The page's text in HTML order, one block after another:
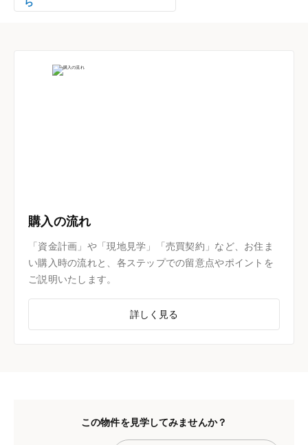
購入の流れ
「資金計画」や「現地見学」「売買契約」など、お住ま
い購入時の流れと、各ステップでの留意点やポイントを
ご説明いたします。
詳しく見る
この物件を見学してみませんか？